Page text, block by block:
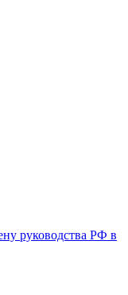
руководства РФ в